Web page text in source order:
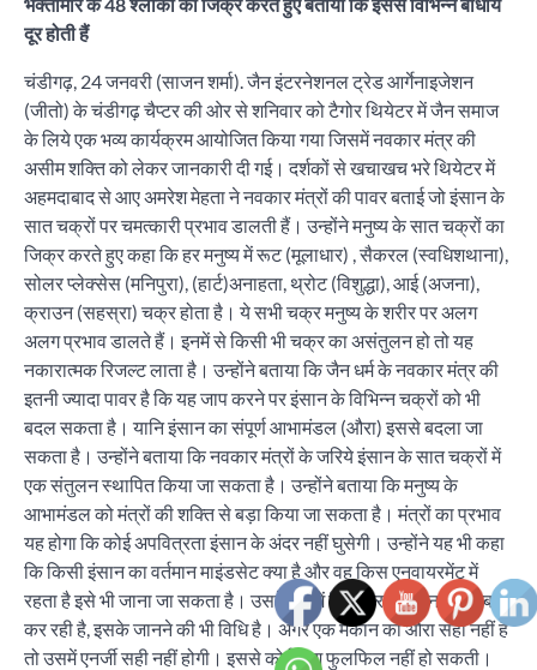
दूर होती हैं
चंडीगढ़, 24 जनवरी (साजन शर्मा). जैन इंटरनेशनल ट्रेड आर्गेनाइजेशन
(जीतो) के चंडीगढ़ चैप्टर की ओर से शनिवार को टैगोर थियेटर में जैन समाज
के लिये एक भव्य कार्यक्रम आयोजित किया गया जिसमें नवकार मंत्र की
असीम शक्ति को लेकर जानकारी दी गई। दर्शकों से खचाखच भरे थियेटर में
अहमदाबाद से आए अमरेश मेहता ने नवकार मंत्रों की पावर बताई जो इंसान के
सात चक्रों पर चमत्कारी प्रभाव डालती हैं। उन्होंने मनुष्य के सात चक्रों का
जिक्र करते हुए कहा कि हर मनुष्य में रूट (मूलाधार) , सैकरल (स्वधिशथाना),
सोलर प्लेक्सेस (मनिपुरा), (हार्ट)अनाहता, थ्रोट (विशुद्धा), आई (अजना),
क्राउन (सहस्रा) चक्र होता है। ये सभी चक्र मनुष्य के शरीर पर अलग
अलग प्रभाव डालते हैं। इनमें से किसी भी चक्र का असंतुलन हो तो यह
नकारात्मक रिजल्ट लाता है। उन्होंने बताया कि जैन धर्म के नवकार मंत्र की
इतनी ज्यादा पावर है कि यह जाप करने पर इंसान के विभिन्न चक्रों को भी
बदल सकता है। यानि इंसान का संपूर्ण आभामंडल (औरा) इससे बदला जा
सकता है। उन्होंने बताया कि नवकार मंत्रों के जरिये इंसान के सात चक्रों में
एक संतुलन स्थापित किया जा सकता है। उन्होंने बताया कि मनुष्य के
आभामंडल को मंत्रों की शक्ति से बड़ा किया जा सकता है। मंत्रों का प्रभाव
यह होगा कि कोई अपवित्रता इंसान के अंदर नहीं घुसेगी। उन्होंने यह भी कहा
कि किसी इंसान का वर्तमान माइंडसेट क्या है और वह किस एनवायरमेंट में
रहता है इसे भी जाना जा सकता है। उसके घर में किस तरह की एनर्जी वाइब्रेट
कर रही है, इसके जानने की भी विधि है। अगर एक मकान का औरा सही नहीं है
तो उसमें एनर्जी सही नहीं होगी। इससे कोई विश फुलफिल नहीं हो सकती।